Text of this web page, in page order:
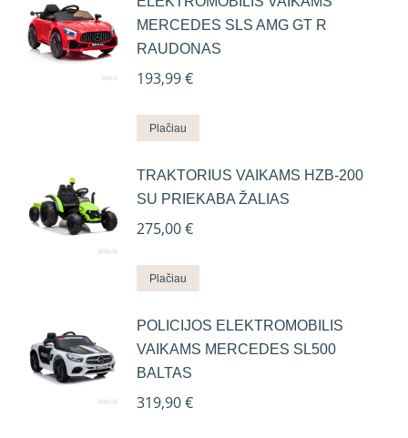
MERCEDES SLS AMG GT R
RAUDONAS
193,99€
Plačiau
TRAKTORIUS VAIKAMS HZB-200
SU PRIEKABA ŽALIAS
275,00€
Plačiau
POLICIJOS ELEKTROMOBILIS
VAIKAMS MERCEDES SL500
BALTAS
319,90€